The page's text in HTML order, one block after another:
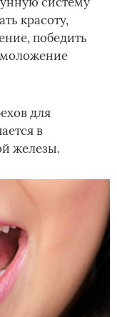
красоту,
победить
для
в
железы.